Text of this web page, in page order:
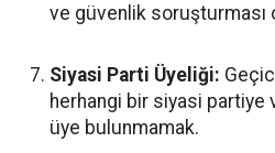
ve güvenlik soruşturması
Siyasi Parti Üyeliği:
herhangi bir siyasi partiye
üye bulunmamak.